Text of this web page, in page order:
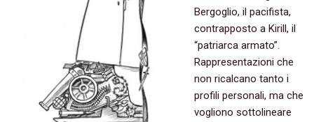
Bergoglio, il pacifista,
contrapposto a Kirill, il
“patriarca armato”.
Rappresentazioni che
non ricalcano tanto i
profili personali, ma che
vogliono sottolineare